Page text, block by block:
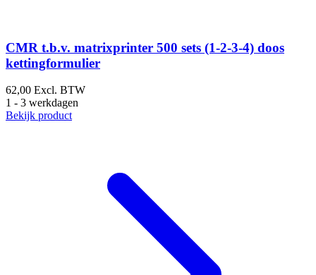
CMR t.b.v. matrixprinter 500 sets (1-2-3-4) doos
kettingformulier
62,00 Excl. BTW
1 - 3 werkdagen
Bekijk product